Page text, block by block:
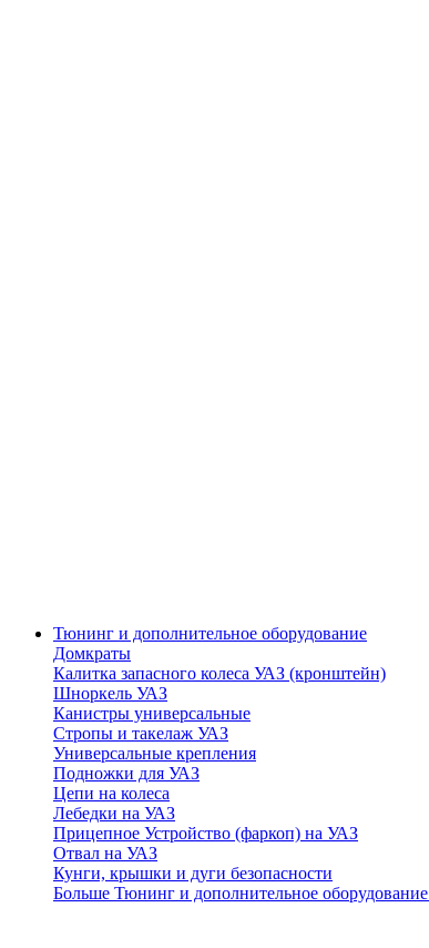
Тюнинг и дополнительное оборудование
Домкраты
Калитка запасного колеса УАЗ (кронштейн)
Шноркель УАЗ
Канистры универсальные
Стропы и такелаж УАЗ
Универсальные крепления
Подножки для УАЗ
Цепи на колеса
Лебедки на УАЗ
Прицепное Устройство (фаркоп) на УАЗ
Отвал на УАЗ
Кунги, крышки и дуги безопасности
Больше Тюнинг и дополнительное оборудование